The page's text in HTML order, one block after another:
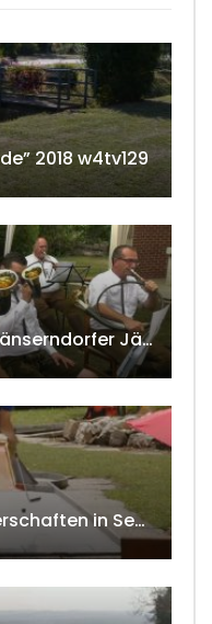
2018 w4tv129
11. Jagdheuriger der Gänserndorfer Jäger 2020 w4tv166
Minigolf Staatsmeisterschaften in Seefeld-Kadolz w4tv174